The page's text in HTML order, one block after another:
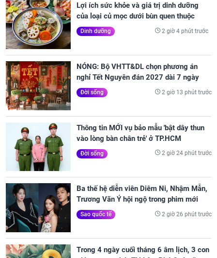
Lợi ích sức khỏe và giá trị dinh dưỡng
của loại củ mọc dưới bùn quen thuộc
Dinh dưỡng 2 giờ 4 phút trước
NÓNG: Bộ VHTT&DL chọn phương án
nghỉ Tết Nguyên đán 2027 dài 7 ngày
Đời sống 2 giờ 13 phút trước
Thông tin MỚI vụ bảo mẫu 'bật dây thun
vào lòng bàn chân trẻ' ở TP.HCM
Đời sống 2 giờ 24 phút trước
Ba thế hệ diễn viên Diêm Ni, Nhậm Mẫn,
Trương Vãn Ý hội ngộ trong phim mới
Sao quốc tế 2 giờ 26 phút trước
Trong 4 ngày cuối tháng 6 âm lịch, 3 con